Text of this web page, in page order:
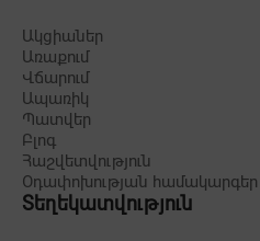
Ակցիաներ
Առաքում
Վճարում
Ապառիկ
Պատվեր
Բլոգ
Հաշվետվություն
Օդափոխության համակարգեր
Տեղեկատվություն